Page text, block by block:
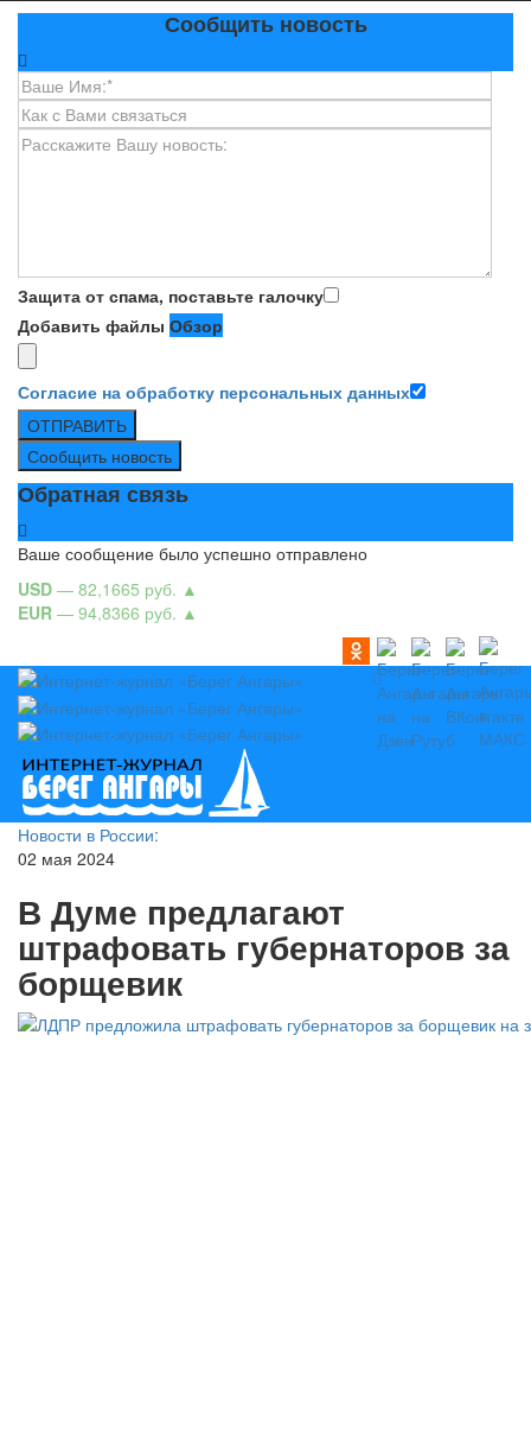
Сообщить новость
Защита от спама, поставьте галочку
Добавить файлы Обзор
Согласие на обработку персональных данных
ОТПРАВИТЬ
Сообщить новость
Обратная связь
Ваше сообщение было успешно отправлено
USD — 82,1665 руб. ▲
EUR — 94,8366 руб. ▲
Новости в России:
02 мая 2024
В Думе предлагают
штрафовать губернаторов за
борщевик